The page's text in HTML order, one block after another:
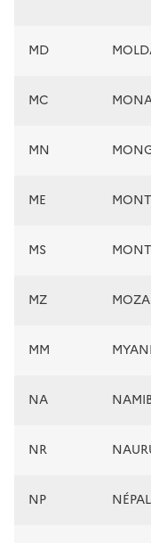
MD
MC
MN
ME
MS
MZ
MM
NA
NR
NP NÉPAL